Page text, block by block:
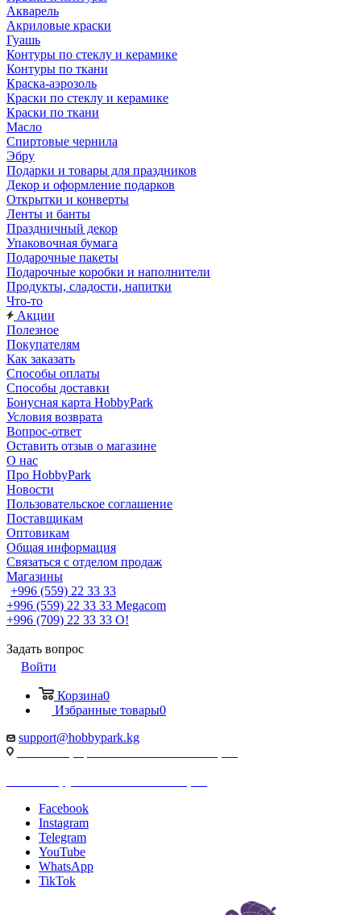
Акварель
Акриловые краски
Гуашь
Контуры по стеклу и керамике
Контуры по ткани
Краска-аэрозоль
Краски по стеклу и керамике
Краски по ткани
Масло
Спиртовые чернила
Эбру
Подарки и товары для праздников
Декор и оформление подарков
Открытки и конверты
Ленты и банты
Праздничный декор
Упаковочная бумага
Подарочные пакеты
Подарочные коробки и наполнители
Продукты, сладости, напитки
Что-то
Акции
Полезное
Покупателям
Как заказать
Способы оплаты
Способы доставки
Бонусная карта HobbyPark
Условия возврата
Вопрос-ответ
Оставить отзыв о магазине
О нас
Про HobbyPark
Новости
Пользовательское соглашение
Поставщикам
Оптовикам
Общая информация
Связаться с отделом продаж
Магазины
+996 (559) 22 33 33
+996 (559) 22 33 33 Megacom
+996 (709) 22 33 33 O!
Задать вопрос
Войти
Корзина0
Избранные товары0
support@hobbypark.kg
Facebook
Instagram
Telegram
YouTube
WhatsApp
TikTok